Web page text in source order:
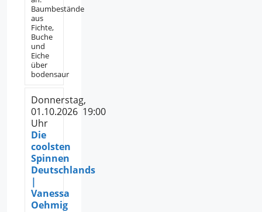
Baumbestände
aus
Fichte,
Buche
und
Eiche
über
bodensaur
Donnerstag,
01.10.2026 19:00
Uhr
Die
coolsten
Spinnen
Deutschlands
|
Vanessa
Oehmig